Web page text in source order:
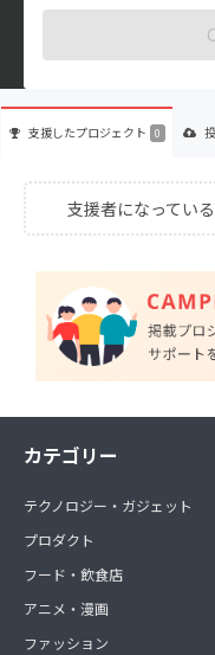
出身国：日本 出身地：佐
支援したプロジェクト 0
支援者になってい
カテゴリー
テクノロジー・ガジェット
プロダクト
フード・飲食店
アニメ・漫画
ファッション